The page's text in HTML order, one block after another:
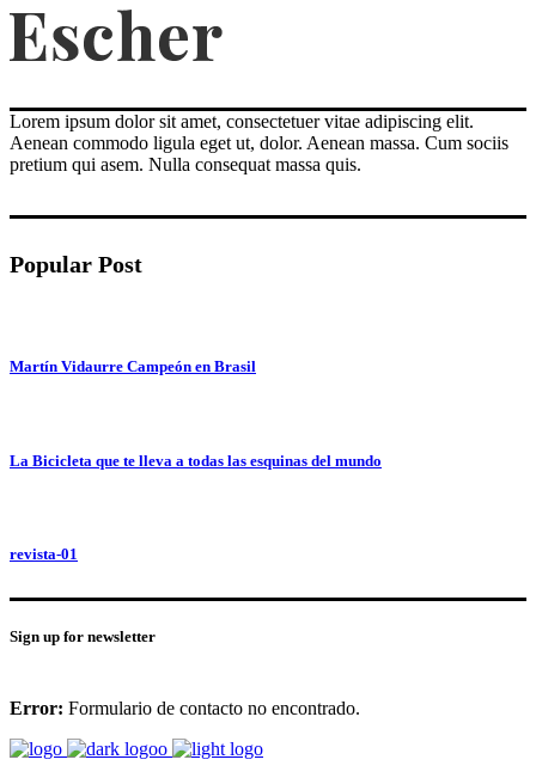
Lorem ipsum dolor sit amet, consectetuer vitae adipiscing elit.
Aenean commodo ligula eget ut, dolor. Aenean massa. Cum sociis
pretium qui asem. Nulla consequat massa quis.
Popular Post
Martín Vidaurre Campeón en Brasil
La Bicicleta que te lleva a todas las esquinas del mundo
revista-01
Sign up for newsletter
Error: Formulario de contacto no encontrado.